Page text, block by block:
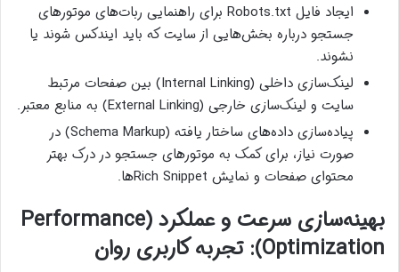
ایجاد فایل Robots.txt برای راهنمایی ربات‌های موتورهای
جستجو درباره بخش‌هایی از سایت که باید ایندکس شوند یا
نشوند.
لینک‌سازی داخلی (Internal Linking) بین صفحات مرتبط
سایت و لینک‌سازی خارجی (External Linking) به منابع معتبر.
پیاده‌سازی داده‌های ساختار یافته (Schema Markup) در
صورت نیاز، برای کمک به موتورهای جستجو در درک بهتر
محتوای صفحات و نمایش Rich Snippetها.
بهینه‌سازی سرعت و عملکرد (Performance
Optimization): تجربه کاربری روان